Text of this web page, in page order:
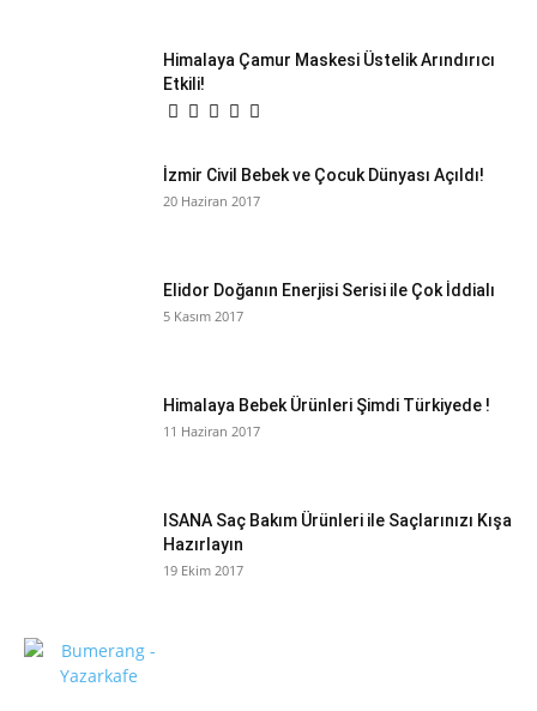
Himalaya Çamur Maskesi Üstelik Arındırıcı
Etkili!
İzmir Civil Bebek ve Çocuk Dünyası Açıldı!
20 Haziran 2017
Elidor Doğanın Enerjisi Serisi ile Çok İddialı
5 Kasım 2017
Himalaya Bebek Ürünleri Şimdi Türkiyede !
11 Haziran 2017
ISANA Saç Bakım Ürünleri ile Saçlarınızı Kışa
Hazırlayın
19 Ekim 2017